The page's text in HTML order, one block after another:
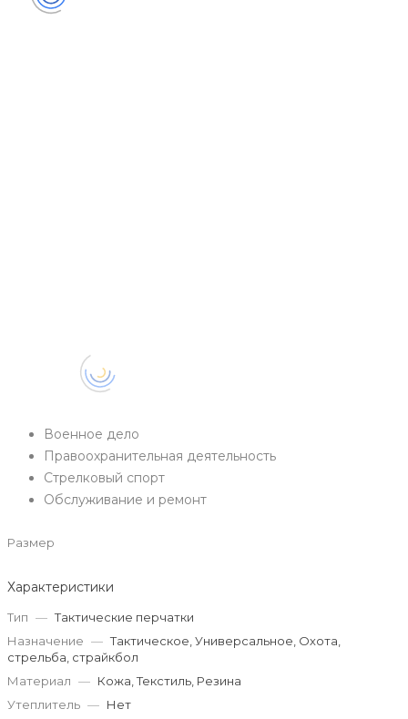
Военное дело
Правоохранительная деятельность
Стрелковый спорт
Обслуживание и ремонт
Размер
Характеристики
Тип — Тактические перчатки
Назначение — Тактическое, Универсальное, Охота,
стрельба, страйкбол
Материал — Кожа, Текстиль, Резина
Утеплитель — Нет